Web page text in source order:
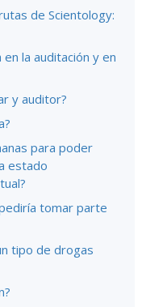
de Scientology:
la auditación y en
y auditor?
para poder
estado
tomar parte
tipo de drogas